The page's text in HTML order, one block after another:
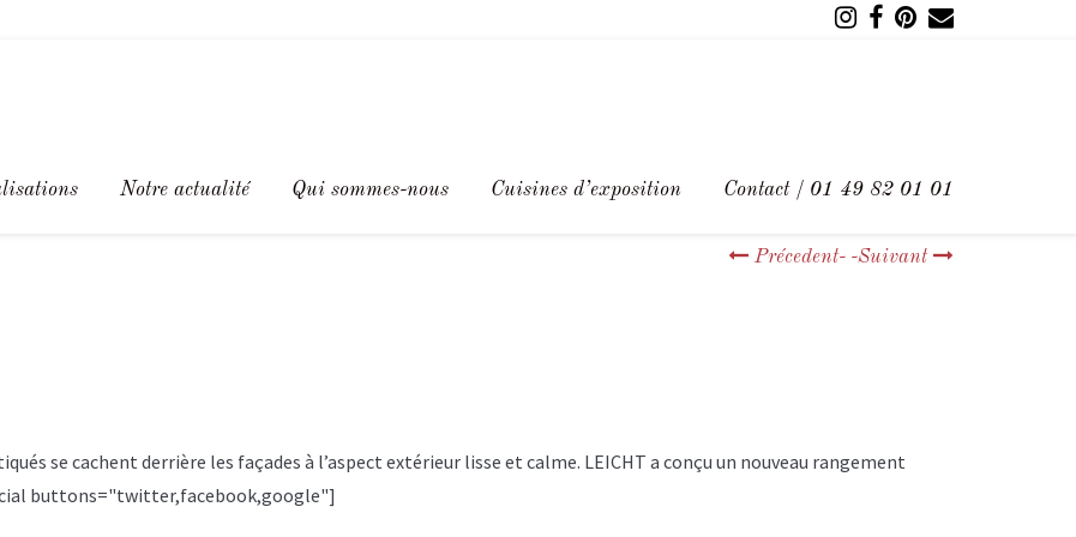
Notre actualité Qui sommes-nous Cuisines d’exposition Contact / 01 49 82 01 01
Précedent- -Suivant
se cachent derrière les façades à l’aspect extérieur lisse et calme. LEICHT a conçu un nouveau rangement
buttons="twitter,facebook,google"]